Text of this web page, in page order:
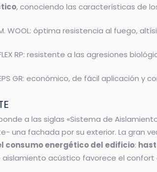
, conociendo las características de
WOOL: óptima resistencia al fuego,
RP: resistente a las agresiones
GR: económico, de fácil aplicación y
a las siglas «Sistema de
una fachada por su exterior. La gran
consumo energético del edificio:
acústico favorece el